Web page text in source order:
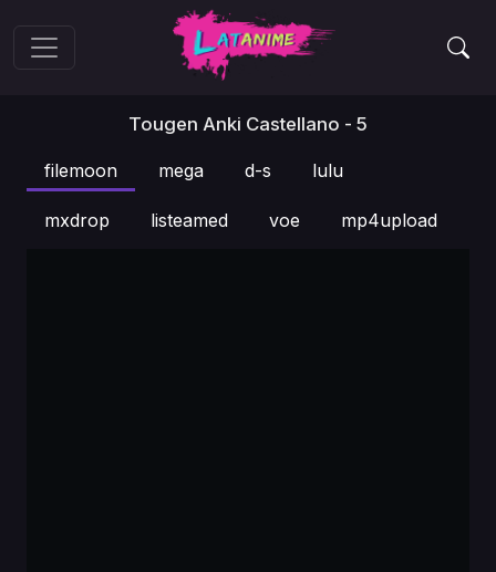
Tougen Anki Castellano - 5
filemoon mega d-s lulu
mxdrop listeamed voe mp4upload